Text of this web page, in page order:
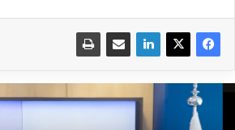
القوس هو خارطة طريقنا التي تربط خطة التحول
والقدرة على التكيف في سوق سريع التغير.